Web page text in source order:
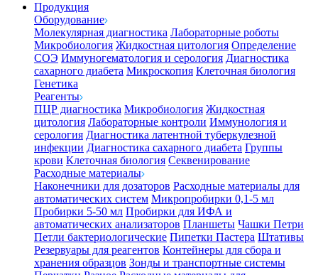
Продукция
Оборудование
Молекулярная диагностика Лабораторные роботы
Микробиология Жидкостная цитология Определение
СОЭ Иммуногематология и серология Диагностика
сахарного диабета Микроскопия Клеточная биология
Генетика
Реагенты
ПЦР диагностика Микробиология Жидкостная
цитология Лабораторные контроли Иммунология и
серология Диагностика латентной туберкулезной
инфекции Диагностика сахарного диабета Группы
крови Клеточная биология Секвенирование
Расходные материалы
Наконечники для дозаторов Расходные материалы для
автоматических систем Микропробирки 0,1-5 мл
Пробирки 5-50 мл Пробирки для ИФА и
автоматических анализаторов Планшеты Чашки Петри
Петли бактериологические Пипетки Пастера Штативы
Резервуары для реагентов Контейнеры для сбора и
хранения образцов Зонды и транспортные системы